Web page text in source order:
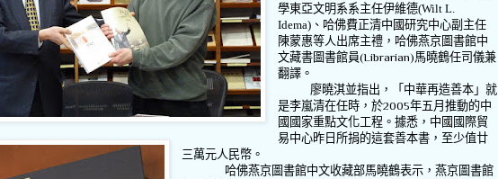
學東亞文明系系主任伊維德(Wilt L.
Idema) 、哈佛費正清中國研究中心副主任
陳蒙惠等人出席主禮，哈佛燕京圖書館中
文藏書圖書館員(Librarian)馬曉鶴任司儀兼
翻譯。
廖曉淇並指出，「中華再造善本」就
是李嵐清在任時，於2005年五月推動的中
國國家重點文化工程。據悉，中國國際貿
易中心昨日所捐的這套善本書，至少值廿
三萬元人民幣。
哈佛燕京圖書館中文收藏部馬曉鶴表示，燕京圖書館